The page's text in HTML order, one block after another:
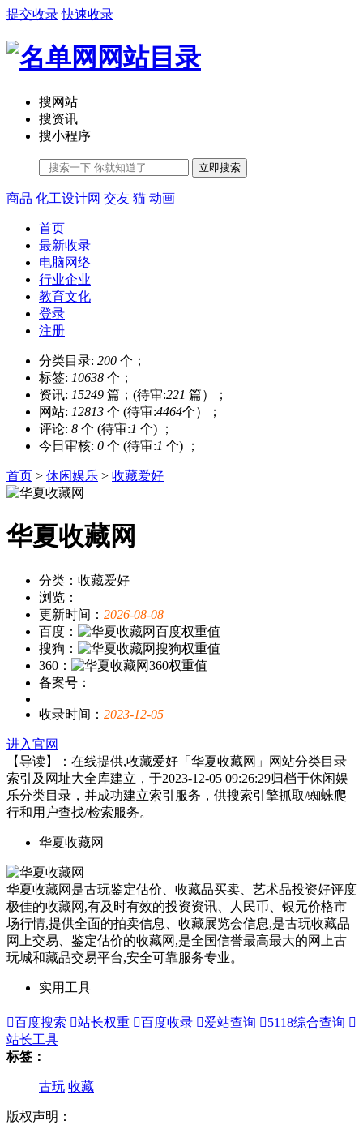
提交收录 快速收录
搜网站
搜资讯
搜小程序
立即搜索
商品 化工设计网 交友 猫 动画
首页
最新收录
电脑网络
行业企业
教育文化
登录
注册
分类目录: 200 个；
标签: 10638 个；
资讯: 15249 篇；(待审:221 篇）；
网站: 12813 个 (待审:4464个）；
评论: 8 个 (待审:1 个) ；
今日审核: 0 个 (待审:1 个) ；
首页 > 休闲娱乐 > 收藏爱好
华夏收藏网
分类：收藏爱好
浏览：
更新时间： 2026-08-08
百度：
搜狗：
360：
备案号：
收录时间： 2023-12-05
进入官网
【导读】：在线提供,收藏爱好「华夏收藏网」网站分类目录
索引及网址大全库建立，于2023-12-05 09:26:29归档于休闲娱
乐分类目录，并成功建立索引服务，供搜索引擎抓取/蜘蛛爬
行和用户查找/检索服务。
华夏收藏网
华夏收藏网是古玩鉴定估价、收藏品买卖、艺术品投资好评度
极佳的收藏网,有及时有效的投资资讯、人民币、银元价格市
场行情,提供全面的拍卖信息、收藏展览会信息,是古玩收藏品
网上交易、鉴定估价的收藏网,是全国信誉最高最大的网上古
玩城和藏品交易平台,安全可靠服务专业。
实用工具
百度搜索 站长权重 百度收录 爱站查询 5118综合查询 
站长工具
标签：
古玩 收藏
版权声明：